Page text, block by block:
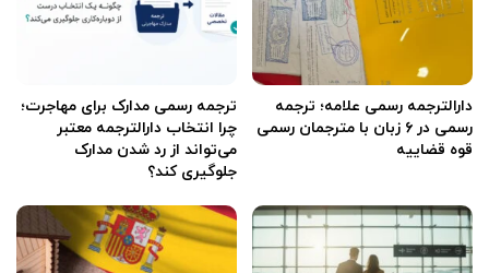
دارالترجمه رسمی علامه؛ ترجمه
رسمی در ۶ زبان با مترجمان رسمی
قوه قضاییه
ترجمه رسمی مدارک برای مهاجرت؛
چرا انتخاب دارالترجمه معتبر
می‌تواند از رد شدن مدارک
جلوگیری کند؟